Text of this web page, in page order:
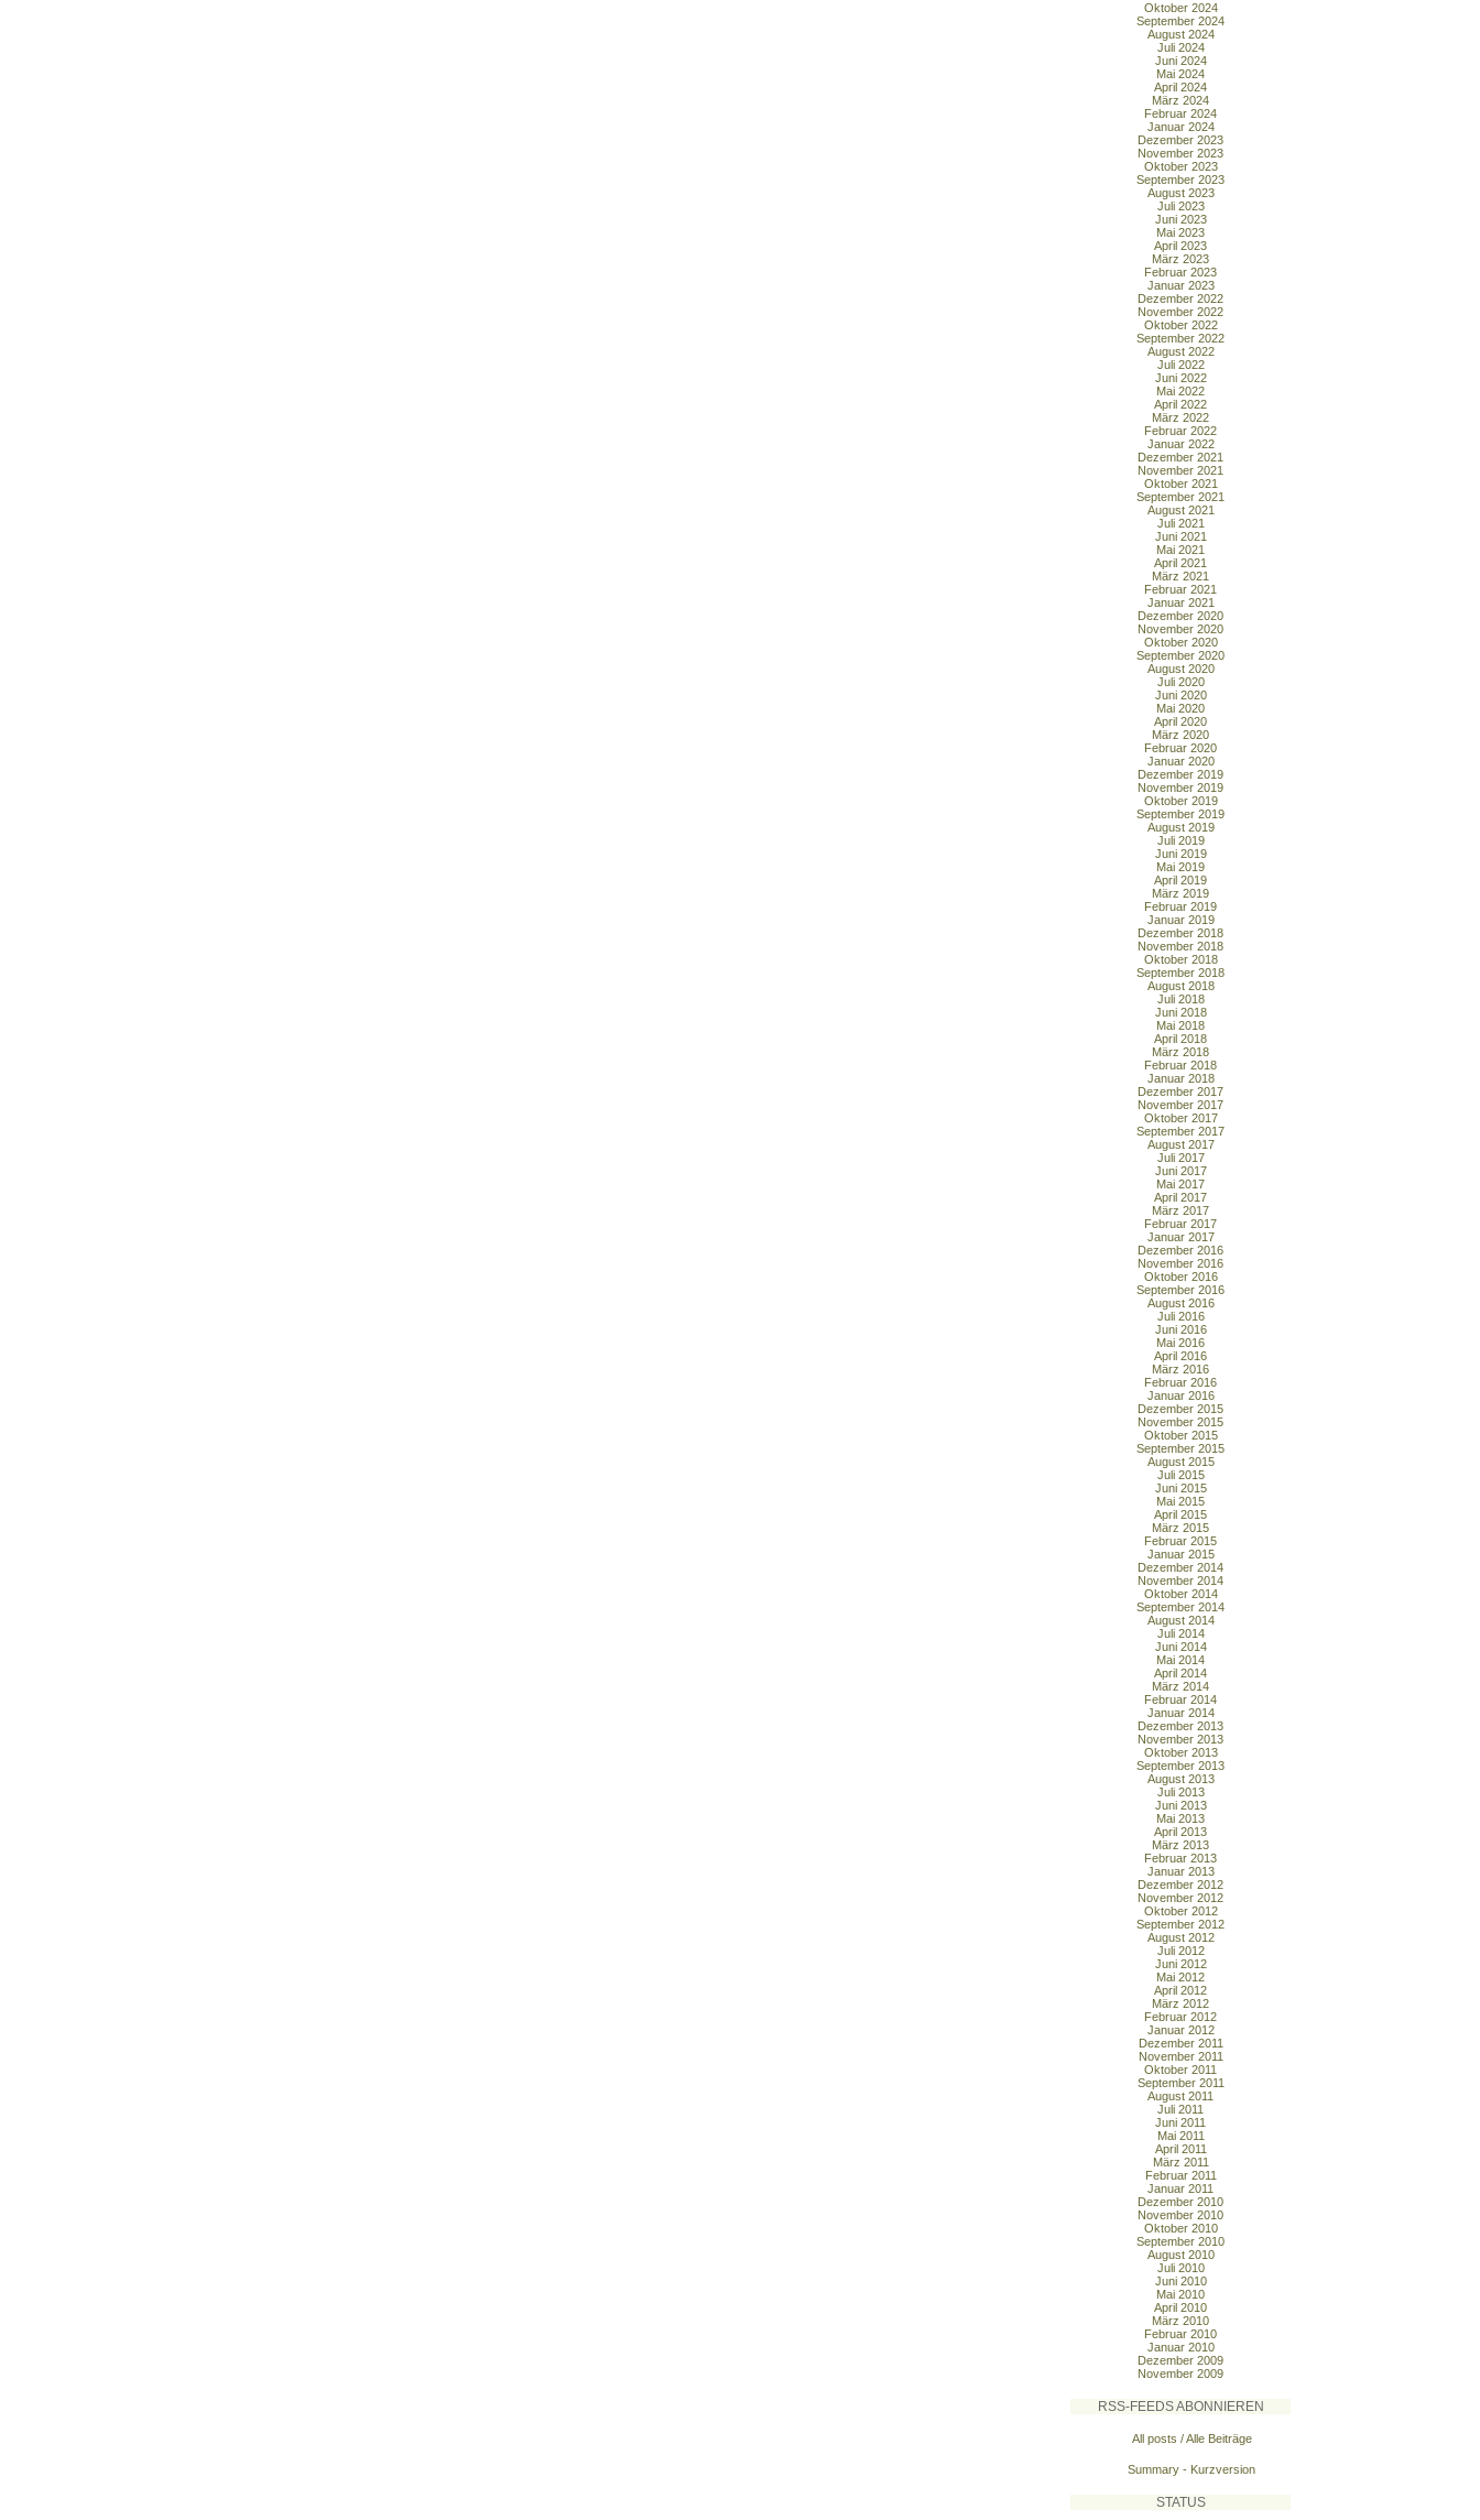
Oktober 2024
September 2024
August 2024
Juli 2024
Juni 2024
Mai 2024
April 2024
März 2024
Februar 2024
Januar 2024
Dezember 2023
November 2023
Oktober 2023
September 2023
August 2023
Juli 2023
Juni 2023
Mai 2023
April 2023
März 2023
Februar 2023
Januar 2023
Dezember 2022
November 2022
Oktober 2022
September 2022
August 2022
Juli 2022
Juni 2022
Mai 2022
April 2022
März 2022
Februar 2022
Januar 2022
Dezember 2021
November 2021
Oktober 2021
September 2021
August 2021
Juli 2021
Juni 2021
Mai 2021
April 2021
März 2021
Februar 2021
Januar 2021
Dezember 2020
November 2020
Oktober 2020
September 2020
August 2020
Juli 2020
Juni 2020
Mai 2020
April 2020
März 2020
Februar 2020
Januar 2020
Dezember 2019
November 2019
Oktober 2019
September 2019
August 2019
Juli 2019
Juni 2019
Mai 2019
April 2019
März 2019
Februar 2019
Januar 2019
Dezember 2018
November 2018
Oktober 2018
September 2018
August 2018
Juli 2018
Juni 2018
Mai 2018
April 2018
März 2018
Februar 2018
Januar 2018
Dezember 2017
November 2017
Oktober 2017
September 2017
August 2017
Juli 2017
Juni 2017
Mai 2017
April 2017
März 2017
Februar 2017
Januar 2017
Dezember 2016
November 2016
Oktober 2016
September 2016
August 2016
Juli 2016
Juni 2016
Mai 2016
April 2016
März 2016
Februar 2016
Januar 2016
Dezember 2015
November 2015
Oktober 2015
September 2015
August 2015
Juli 2015
Juni 2015
Mai 2015
April 2015
März 2015
Februar 2015
Januar 2015
Dezember 2014
November 2014
Oktober 2014
September 2014
August 2014
Juli 2014
Juni 2014
Mai 2014
April 2014
März 2014
Februar 2014
Januar 2014
Dezember 2013
November 2013
Oktober 2013
September 2013
August 2013
Juli 2013
Juni 2013
Mai 2013
April 2013
März 2013
Februar 2013
Januar 2013
Dezember 2012
November 2012
Oktober 2012
September 2012
August 2012
Juli 2012
Juni 2012
Mai 2012
April 2012
März 2012
Februar 2012
Januar 2012
Dezember 2011
November 2011
Oktober 2011
September 2011
August 2011
Juli 2011
Juni 2011
Mai 2011
April 2011
März 2011
Februar 2011
Januar 2011
Dezember 2010
November 2010
Oktober 2010
September 2010
August 2010
Juli 2010
Juni 2010
Mai 2010
April 2010
März 2010
Februar 2010
Januar 2010
Dezember 2009
November 2009
RSS-FEEDS ABONNIEREN
All posts / Alle Beiträge
Summary - Kurzversion
STATUS